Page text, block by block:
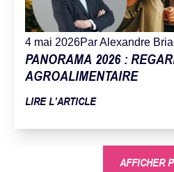
4 mai 2026Par Alexandre
PANORAMA 2026 :
AGROALIMENTAIRE
LIRE L’ARTICLE
AFFICHER